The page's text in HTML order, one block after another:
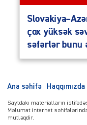
çox yüksək
səfərlər bunu
Ana səhifə Haqqımızda
Saytdakı materialların
Məlumat internet
mütləqdir.